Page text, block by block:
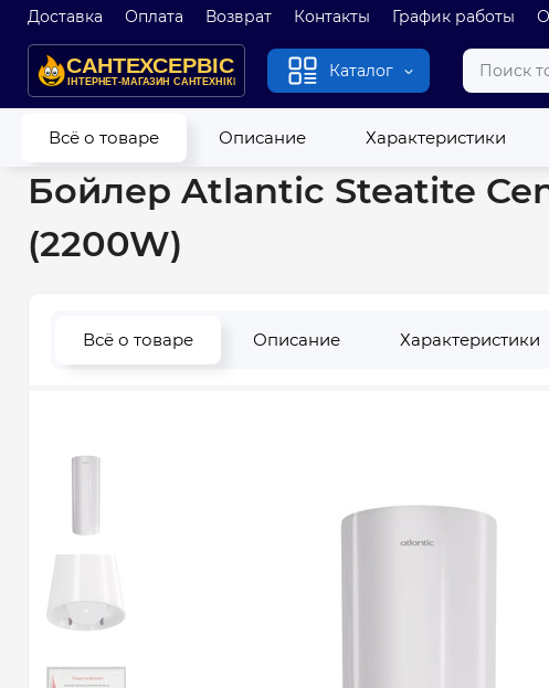
Доставка Оплата Возврат Контакты График работы
Каталог
Всё о товаре Описание Характеристики
Главная Водонагреватели Бойлеры Бойлер Atlantic Steatite
Бойлер Atlantic Steatite
(2200W)
Всё о товаре Описание Характеристики